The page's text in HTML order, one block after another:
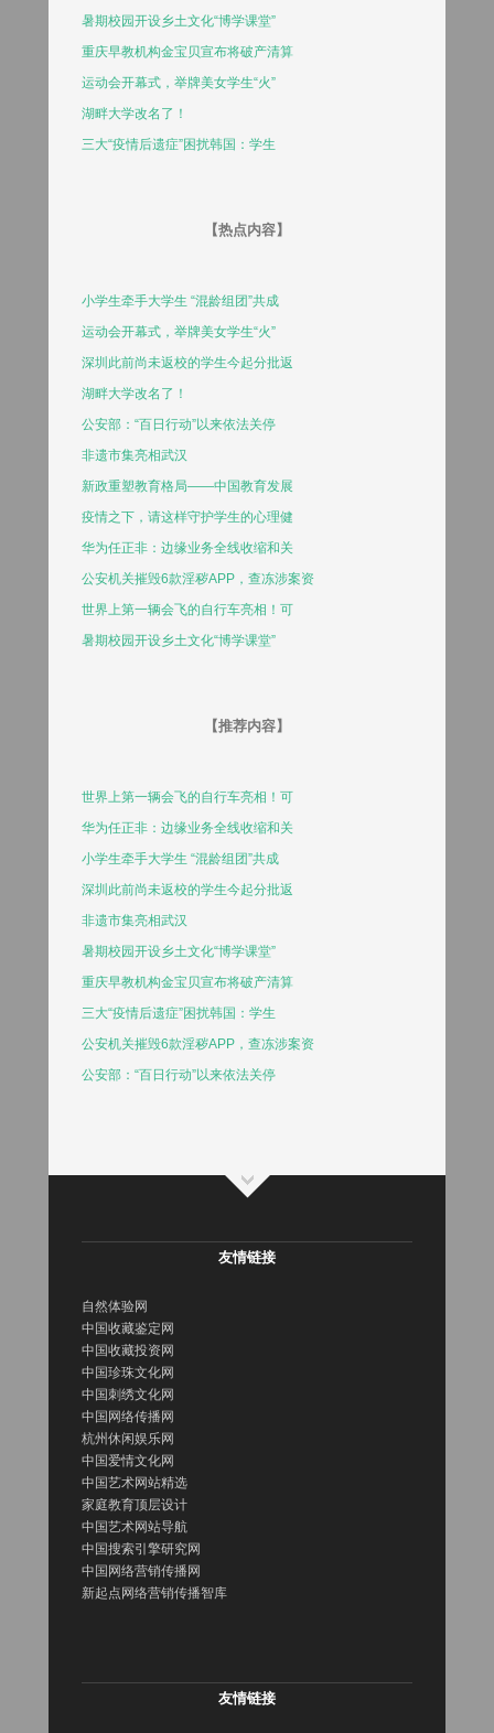
暑期校园开设乡土文化“博学课堂”
重庆早教机构金宝贝宣布将破产清算
运动会开幕式，举牌美女学生“火”
湖畔大学改名了！
三大“疫情后遗症”困扰韩国：学生
【热点内容】
小学生牵手大学生 “混龄组团”共成
运动会开幕式，举牌美女学生“火”
深圳此前尚未返校的学生今起分批返
湖畔大学改名了！
公安部：“百日行动”以来依法关停
非遗市集亮相武汉
新政重塑教育格局——中国教育发展
疫情之下，请这样守护学生的心理健
华为任正非：边缘业务全线收缩和关
公安机关摧毁6款淫秽APP，查冻涉案资
世界上第一辆会飞的自行车亮相！可
暑期校园开设乡土文化“博学课堂”
【推荐内容】
世界上第一辆会飞的自行车亮相！可
华为任正非：边缘业务全线收缩和关
小学生牵手大学生 “混龄组团”共成
深圳此前尚未返校的学生今起分批返
非遗市集亮相武汉
暑期校园开设乡土文化“博学课堂”
重庆早教机构金宝贝宣布将破产清算
三大“疫情后遗症”困扰韩国：学生
公安机关摧毁6款淫秽APP，查冻涉案资
公安部：“百日行动”以来依法关停
友情链接
自然体验网
中国收藏鉴定网
中国收藏投资网
中国珍珠文化网
中国刺绣文化网
中国网络传播网
杭州休闲娱乐网
中国爱情文化网
中国艺术网站精选
家庭教育顶层设计
中国艺术网站导航
中国搜索引擎研究网
中国网络营销传播网
新起点网络营销传播智库
友情链接